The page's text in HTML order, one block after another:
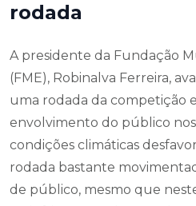
rodada
A presidente da Fundação
(FME), Robinalva Ferreira,
uma rodada da competição
envolvimento do público nos
condições climáticas
rodada bastante
de público, mesmo que